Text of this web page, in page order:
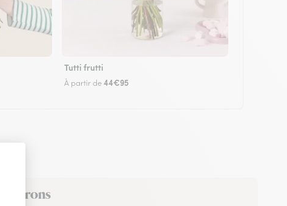
Tutti frutti
À partir de44€95